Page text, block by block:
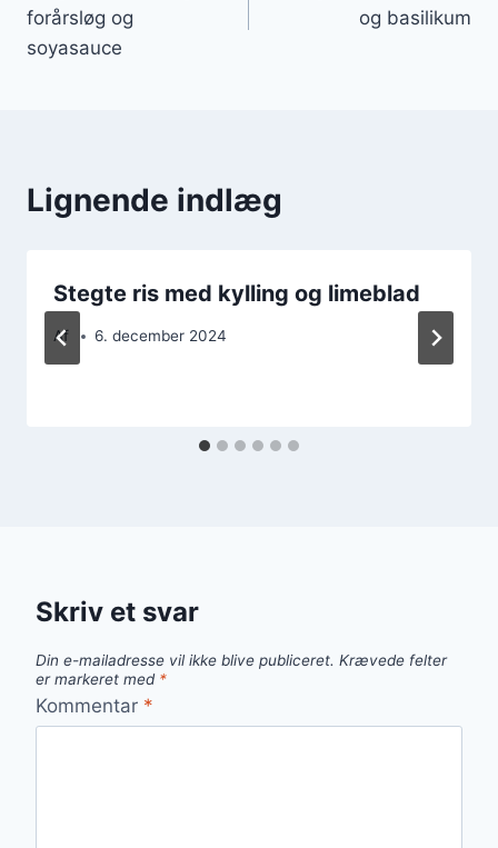
forårsløg og
soyasauce
og basilikum
Lignende indlæg
Stegte ris med kylling og limeblad
Af 6. december 2024
Skriv et svar
Din e-mailadresse vil ikke blive publiceret. Krævede felter
er markeret med *
Kommentar *